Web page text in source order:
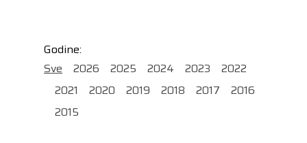
Godine:
Sve
2026 2025 2024 2023
2022
2021
2020 2019 2018 2017
2016
2015